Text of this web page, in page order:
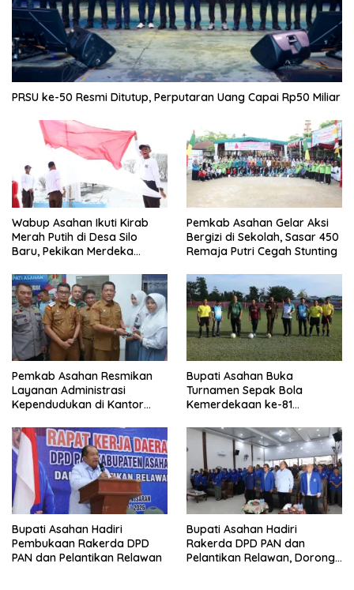
PRSU ke-50 Resmi Ditutup, Perputaran Uang Capai Rp50 Miliar
Wabup Asahan Ikuti Kirab
Merah Putih di Desa Silo
Baru, Pekikan Merdeka
Pemkab Asahan Gelar Aksi
Bergizi di Sekolah, Sasar 450
Remaja Putri Cegah Stunting
Pemkab Asahan Resmikan
Layanan Administrasi
Kependudukan di Kantor
Bupati Asahan Buka
Turnamen Sepak Bola
Kemerdekaan ke-81
0208/Asahan
Bupati Asahan Hadiri
Pembukaan Rakerda DPD
PAN dan Pelantikan Relawan
Bupati Asahan Hadiri
Rakerda DPD PAN dan
Pelantikan Relawan, Dorong